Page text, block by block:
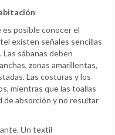
posible conocer el
existen señales sencillas
sábanas deben
zonas amarillentas,
Las costuras y los
mientras que las toallas
de absorción y no resultar
Un textil